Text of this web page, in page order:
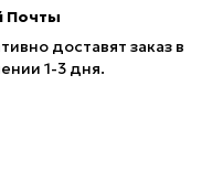
Почты
доставят заказ в
1-3 дня.